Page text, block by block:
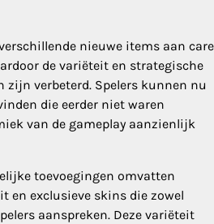
nieuwe items aan care
de variëteit en strategische
verbeterd. Spelers kunnen nu
die eerder niet waren
van de gameplay aanzienlijk
toevoegingen omvatten
en exclusieve skins die zowel
aanspreken. Deze variëteit